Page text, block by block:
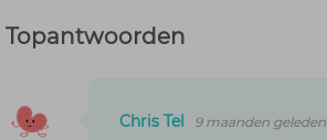
Topantwoorden
Chris Tel 9 maanden geleden